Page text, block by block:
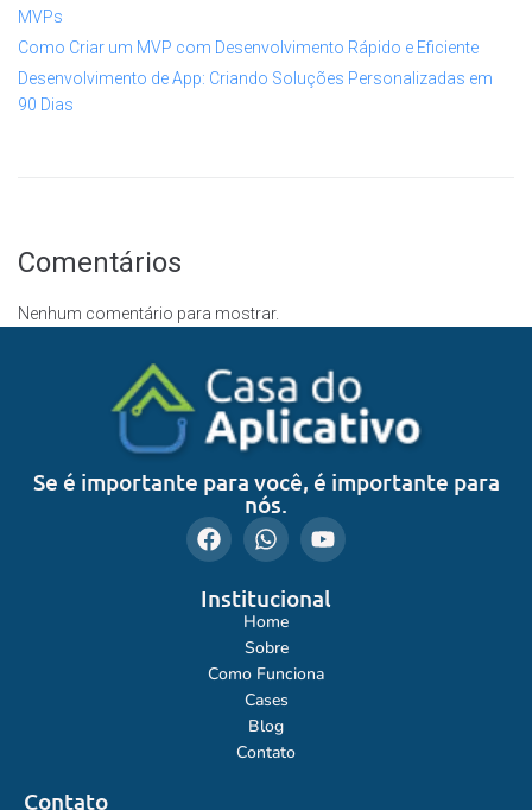
MVPs
Como Criar um MVP com Desenvolvimento Rápido e Eficiente
Desenvolvimento de App: Criando Soluções Personalizadas em
90 Dias
Comentários
Nenhum comentário para mostrar.
Se é importante para você, é importante para
nós.
Institucional
Home
Sobre
Como Funciona
Cases
Blog
Contato
Contato